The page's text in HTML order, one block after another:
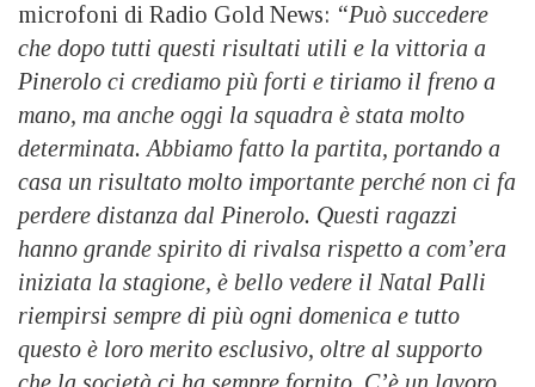
microfoni di Radio Gold News: “Può succedere
che dopo tutti questi risultati utili e la vittoria a
Pinerolo ci crediamo più forti e tiriamo il freno a
mano, ma anche oggi la squadra è stata molto
determinata. Abbiamo fatto la partita, portando a
casa un risultato molto importante perché non ci fa
perdere distanza dal Pinerolo. Questi ragazzi
hanno grande spirito di rivalsa rispetto a com’era
iniziata la stagione, è bello vedere il Natal Palli
riempirsi sempre di più ogni domenica e tutto
questo è loro merito esclusivo, oltre al supporto